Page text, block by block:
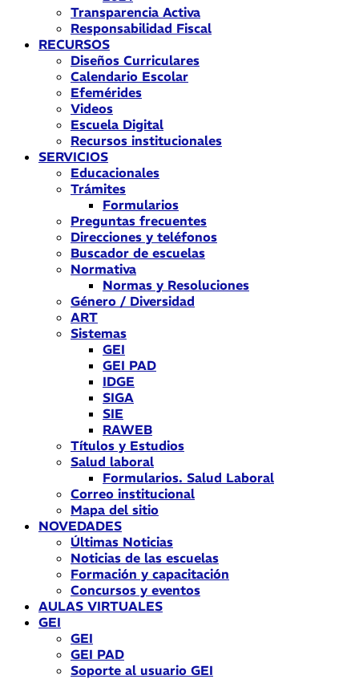
Transparencia Activa
Responsabilidad Fiscal
RECURSOS
Diseños Curriculares
Calendario Escolar
Efemérides
Videos
Escuela Digital
Recursos institucionales
SERVICIOS
Educacionales
Trámites
Formularios
Preguntas frecuentes
Direcciones y teléfonos
Buscador de escuelas
Normativa
Normas y Resoluciones
Género / Diversidad
ART
Sistemas
GEI
GEI PAD
IDGE
SIGA
SIE
RAWEB
Títulos y Estudios
Salud laboral
Formularios. Salud Laboral
Correo institucional
Mapa del sitio
NOVEDADES
Últimas Noticias
Noticias de las escuelas
Formación y capacitación
Concursos y eventos
AULAS VIRTUALES
GEI
GEI
GEI PAD
Soporte al usuario GEI